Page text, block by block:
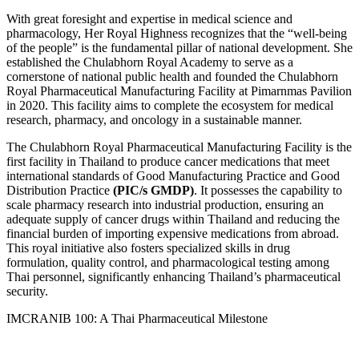
With great foresight and expertise in medical science and
pharmacology, Her Royal Highness recognizes that the “well-being
of the people” is the fundamental pillar of national development. She
established the Chulabhorn Royal Academy to serve as a
cornerstone of national public health and founded the Chulabhorn
Royal Pharmaceutical Manufacturing Facility at Pimarnmas Pavilion
in 2020. This facility aims to complete the ecosystem for medical
research, pharmacy, and oncology in a sustainable manner.
The Chulabhorn Royal Pharmaceutical Manufacturing Facility is the
first facility in Thailand to produce cancer medications that meet
international standards of Good Manufacturing Practice and Good
Distribution Practice (PIC/s GMDP). It possesses the capability to
scale pharmacy research into industrial production, ensuring an
adequate supply of cancer drugs within Thailand and reducing the
financial burden of importing expensive medications from abroad.
This royal initiative also fosters specialized skills in drug
formulation, quality control, and pharmacological testing among
Thai personnel, significantly enhancing Thailand’s pharmaceutical
security.
IMCRANIB 100: A Thai Pharmaceutical Milestone